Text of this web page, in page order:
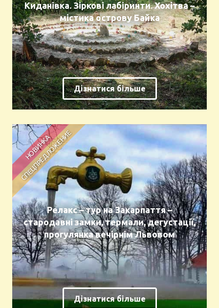
Киданівка. Зіркові лабіринти. Хохітва –
містика острову Байка
Дізнатися більше
Релакс – тур на Закарпаття –
стародавні замки, термали, дегустації,
прогулянка вечірнім Львовом
Дізнатися більше